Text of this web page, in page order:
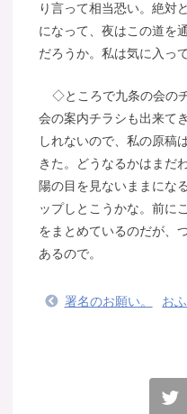
り言って相当恐い。絶対
になって、夜はこの道を
だろうか。私は気に入っ
◇ところで九条の会の
会の案内チラシも出来て
しれないので、私の原稿
きた。どうなるかはまだ
陽の目を見ないままにな
ップしとこうかな。前に
をまとめているのだが、
あるので。
署名のお願い。 お